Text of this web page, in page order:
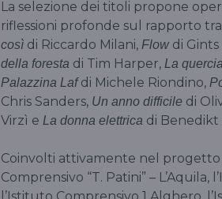
La selezione dei titoli propone
riflessioni profonde sul rapporto
così di Riccardo Milani, Flow di
della foresta di Tim Harper, La
Palazzina Lafdi Michele Riondino,
Chris Sanders, Un anno difficile di
Virzì e La donna elettrica di
Coinvolti attivamente nel
Comprensivo “T. Patini” – L’Aquila,